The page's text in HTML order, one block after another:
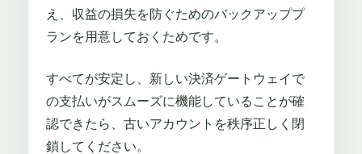
え、収益の損失を防ぐためのバックアッププ
ランを用意しておくためです。
すべてが安定し、新しい決済ゲートウェイで
の支払いがスムーズに機能していることが確
認できたら、古いアカウントを秩序正しく閉
鎖してください。